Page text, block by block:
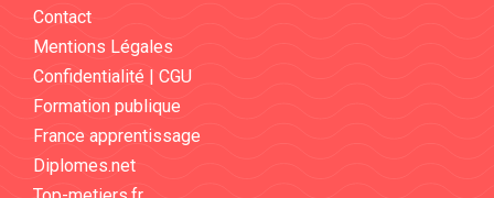
Contact
Mentions Légales
Confidentialité | CGU
Formation publique
France apprentissage
Diplomes.net